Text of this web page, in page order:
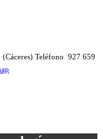
Teléfono 927 659